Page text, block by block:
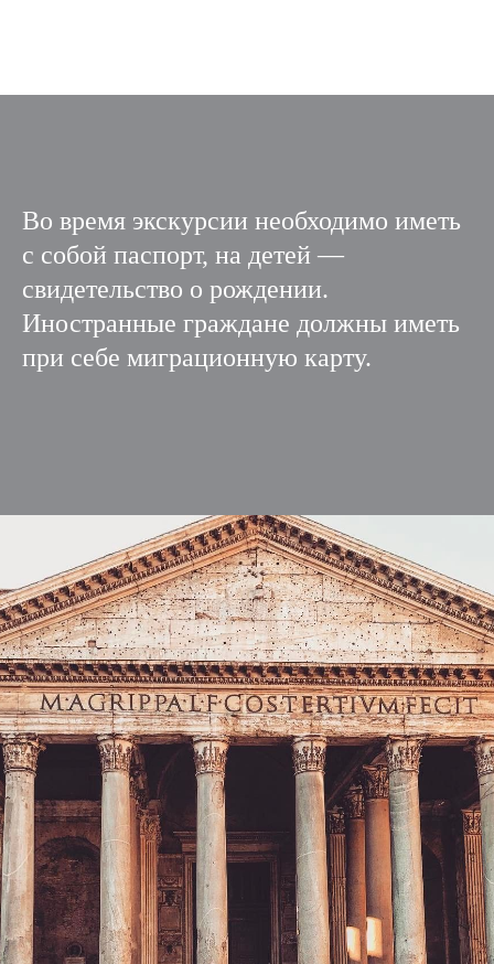
Во время экскурсии необходимо иметь
с собой паспорт, на детей —
свидетельство о рождении.
Иностранные граждане должны иметь
при себе миграционную карту.